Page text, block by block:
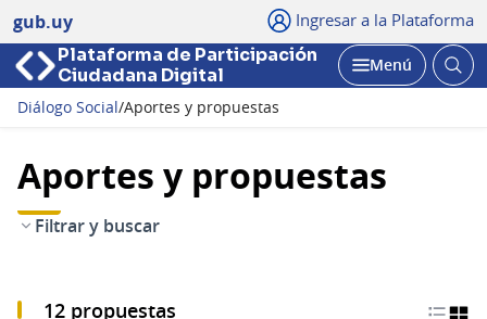
gub.uy Ingresar a la Plataforma
Plataforma de Participación
Ciudadana Digital
Abrir
Menú
Diálogo Social/Aportes y propuestas
Aportes y propuestas
Filtrar y buscar
12 propuestas